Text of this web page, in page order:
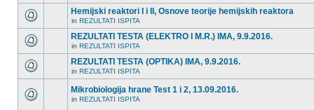
Hemijski reaktori I i II, Osnove teorije hemijskih reaktora
in REZULTATI ISPITA
REZULTATI TESTA (ELEKTRO I M.R.) IMA, 9.9.2016.
in REZULTATI ISPITA
REZULTATI TESTA (OPTIKA) IMA, 9.9.2016.
in REZULTATI ISPITA
Mikrobiologija hrane Test 1 i 2, 13.09.2016.
in REZULTATI ISPITA